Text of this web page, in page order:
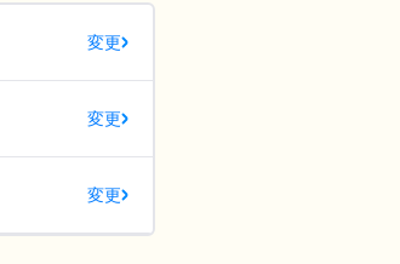
変更
変更
変更